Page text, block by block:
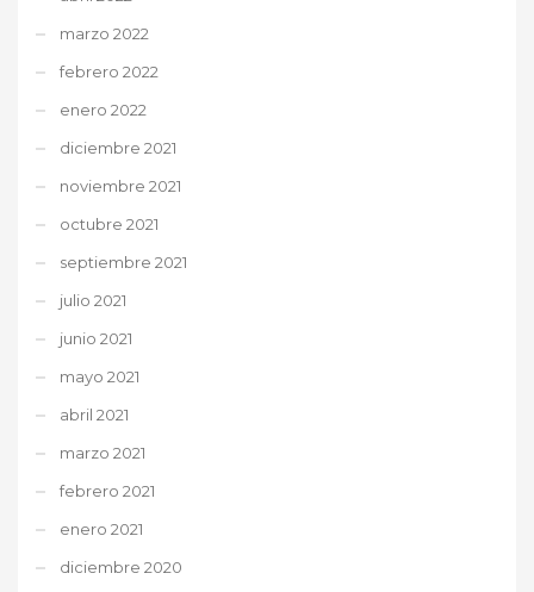
marzo 2022
febrero 2022
enero 2022
diciembre 2021
noviembre 2021
octubre 2021
septiembre 2021
julio 2021
junio 2021
mayo 2021
abril 2021
marzo 2021
febrero 2021
enero 2021
diciembre 2020